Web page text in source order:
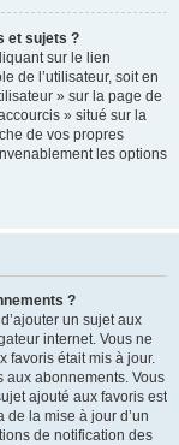
et sujets ?
sur le lien
de l’utilisateur, soit en
» sur la page de
» situé sur la
de vos propres
les options
?
un sujet aux
internet. Vous ne
favoris était mis à jour.
aux abonnements. Vous
ajouté aux favoris est
de la mise à jour d’un
de notification des